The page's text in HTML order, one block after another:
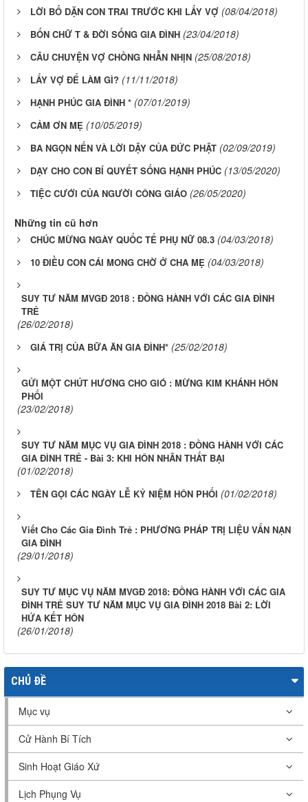
LỜI BỐ DẶN CON TRAI TRƯỚC KHI LẤY VỢ (08/04/2018)
BỐN CHỮ T & ĐỜI SỐNG GIA ĐÌNH (23/04/2018)
CÂU CHUYỆN VỢ CHỒNG NHẪN NHỊN (25/08/2018)
LẤY VỢ ĐỂ LÀM GÌ? (11/11/2018)
HẠNH PHÚC GIA ĐÌNH * (07/01/2019)
CẢM ƠN MẸ (10/05/2019)
BA NGỌN NẾN VÀ LỜI DẬY CỦA ĐỨC PHẬT (02/09/2019)
DẠY CHO CON BÍ QUYẾT SỐNG HẠNH PHÚC (13/05/2020)
TIỆC CƯỚI CỦA NGƯỜI CÔNG GIÁO (26/05/2020)
Những tin cũ hơn
CHÚC MỪNG NGÀY QUỐC TẾ PHỤ NỮ 08.3 (04/03/2018)
10 ĐIỀU CON CÁI MONG CHỜ Ở CHA MẸ (04/03/2018)
SUY TƯ NĂM MVGĐ 2018 : ĐỒNG HÀNH VỚI CÁC GIA ĐÌNH
TRẺ
(26/02/2018)
GIÁ TRỊ CỦA BỮA ĂN GIA ĐÌNH* (25/02/2018)
GỬI MỘT CHÚT HƯƠNG CHO GIÓ : MỪNG KIM KHÁNH HÔN
PHỐI
(23/02/2018)
SUY TƯ NĂM MỤC VỤ GIA ĐÌNH 2018 : ĐỒNG HÀNH VỚI CÁC
GIA ĐÌNH TRẺ - Bài 3: KHI HÔN NHÂN THẤT BẠI
(01/02/2018)
TÊN GỌI CÁC NGÀY LỄ KỶ NIỆM HÔN PHỐI (01/02/2018)
Viết Cho Các Gia Đình Trẻ : PHƯƠNG PHÁP TRỊ LIỆU VẤN NẠN
GIA ĐÌNH
(29/01/2018)
SUY TƯ MỤC VỤ NĂM MVGĐ 2018: ĐỒNG HÀNH VỚI CÁC GIA
ĐÌNH TRẺ SUY TƯ NĂM MỤC VỤ GIA ĐÌNH 2018 Bài 2: LỜI
HỨA KẾT HÔN
(26/01/2018)
CHỦ ĐỀ
Mục vụ
Cử Hành Bí Tích
Sinh Hoạt Giáo Xứ
Lịch Phụng Vụ